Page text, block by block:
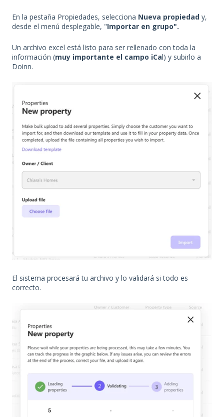
En la pestaña Propiedades, selecciona Nueva propiedad y,
desde el menú desplegable, "Importar en grupo".
Un archivo excel está listo para ser rellenado con toda la
información (muy importante el campo iCal) y subirlo a
Doinn.
El sistema procesará tu archivo y lo validará si todo es
correcto.